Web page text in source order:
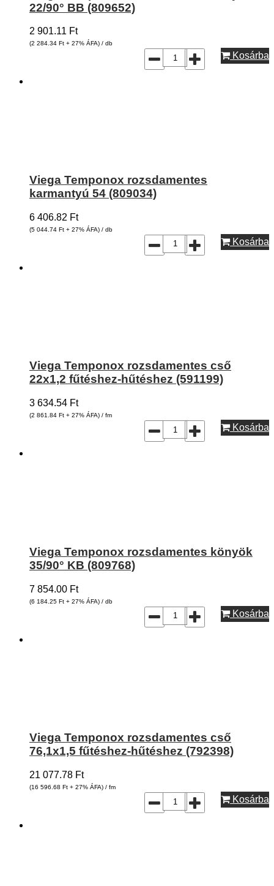
22/90° BB (809652)
2 901.11 Ft
(2 284.34 Ft + 27% ÁFA) / db
Kosárba
Viega Temponox rozsdamentes
karmantyú 54 (809034)
6 406.82 Ft
(5 044.74 Ft + 27% ÁFA) / db
Kosárba
Viega Temponox rozsdamentes cső
22x1,2 fűtéshez-hűtéshez (591199)
3 634.54 Ft
(2 861.84 Ft + 27% ÁFA) / fm
Kosárba
Viega Temponox rozsdamentes könyök
35/90° KB (809768)
7 854.00 Ft
(6 184.25 Ft + 27% ÁFA) / db
Kosárba
Viega Temponox rozsdamentes cső
76,1x1,5 fűtéshez-hűtéshez (792398)
21 077.78 Ft
(16 596.68 Ft + 27% ÁFA) / fm
Kosárba